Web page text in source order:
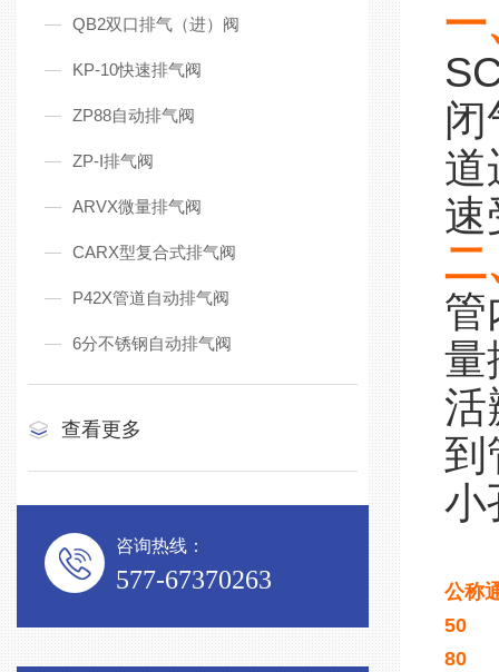
QB2双口排气（进）阀
KP-10快速排气阀
ZP88自动排气阀
ZP-I排气阀
ARVX微量排气阀
CARX型复合式排气阀
P42X管道自动排气阀
6分不锈钢自动排气阀
查看更多
咨询热线：
577-67370263
一
闭
道
速
二
管
量
活
到
小
公称
50
80